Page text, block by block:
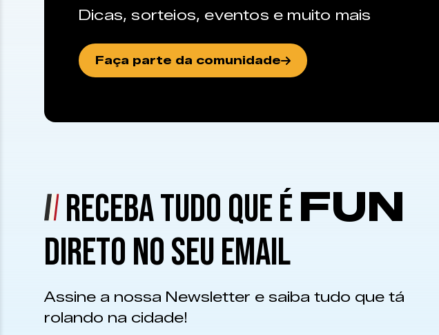
Dicas, sorteios, eventos e muito mais
Faça parte da comunidade
RECEBA TUDO QUE ÉFUN
DIRETO NO SEU EMAIL
Assine a nossa Newsletter e saiba tudo que tá
rolando na cidade!